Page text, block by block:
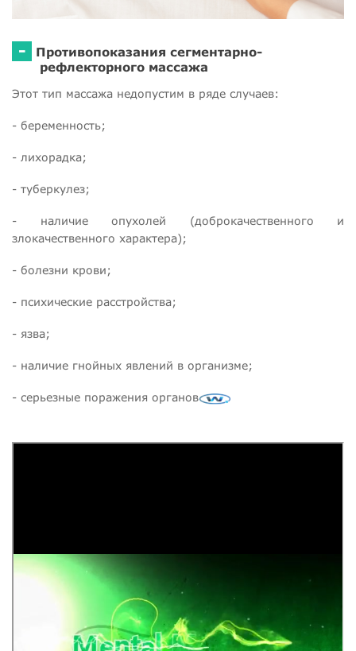
-
Противопоказания сегментарно-
рефлекторного массажа
Этот тип массажа недопустим в ряде случаев:
- беременность;
- лихорадка;
- туберкулез;
- наличие опухолей (доброкачественного и
злокачественного характера);
- болезни крови;
- психические расстройства;
- язва;
- наличие гнойных явлений в организме;
- серьезные поражения органов